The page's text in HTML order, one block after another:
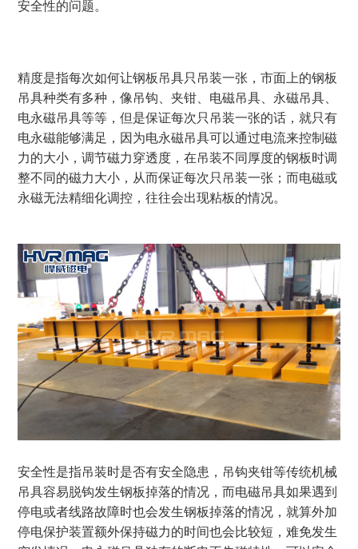
安全性的问题。
精度是指每次如何让钢板吊具只吊装一张，市面上的钢板
吊具种类有多种，像吊钩、夹钳、电磁吊具、永磁吊具、
电永磁吊具等等，但是保证每次只吊装一张的话，就只有
电永磁能够满足，因为电永磁吊具可以通过电流来控制磁
力的大小，调节磁力穿透度，在吊装不同厚度的钢板时调
整不同的磁力大小，从而保证每次只吊装一张；而电磁或
永磁无法精细化调控，往往会出现粘板的情况。
安全性是指吊装时是否有安全隐患，吊钩夹钳等传统机械
吊具容易脱钩发生钢板掉落的情况，而电磁吊具如果遇到
停电或者线路故障时也会发生钢板掉落的情况，就算外加
停电保护装置额外保持磁力的时间也会比较短，难免发生